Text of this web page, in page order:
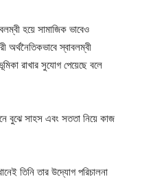
হয়ে সামাজিক ভাবেও
অর্থনৈতিকভাবে স্বাবলম্বী
রাখার সুযোগ পেয়েছে বলে
বুঝে সাহস এবং সততা নিয়ে কাজ
তিনি তার উদ্যোগ পরিচালনা